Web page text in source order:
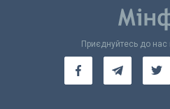
Приєднуйтесь до